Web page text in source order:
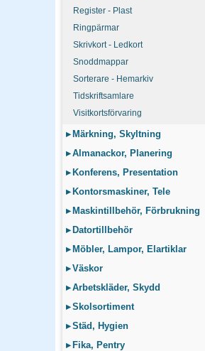
Register - Plast
Ringpärmar
Skrivkort - Ledkort
Snoddmappar
Sorterare - Hemarkiv
Tidskriftsamlare
Visitkortsförvaring
▸ Märkning, Skyltning
▸Almanackor, Planering
▸ Konferens, Presentation
▸ Kontorsmaskiner, Tele
▸ Maskintillbehör, Förbrukning
▸ Datortillbehör
▸ Möbler, Lampor, Elartiklar
▸Väskor
▸Arbetskläder, Skydd
▸Skolsortiment
▸Städ, Hygien
▸ Fika, Pentry